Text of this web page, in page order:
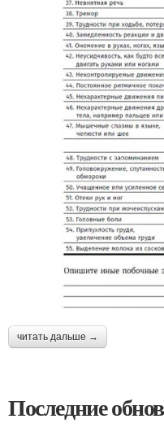
читать дальше →
Последние